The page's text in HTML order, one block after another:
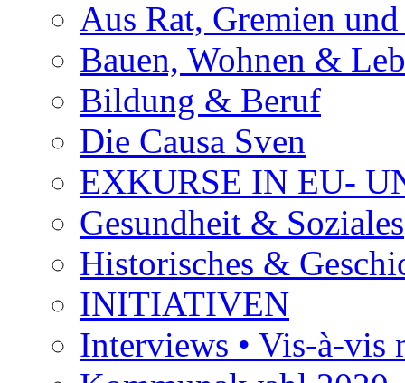
Aus Rat, Gremien
Bauen, Wohnen &
Bildung & Beruf
Die Causa Sven
EXKURSE IN EU-
Gesundheit & Soziales
Historisches &
INITIATIVEN
Interviews • Vis-à-vis